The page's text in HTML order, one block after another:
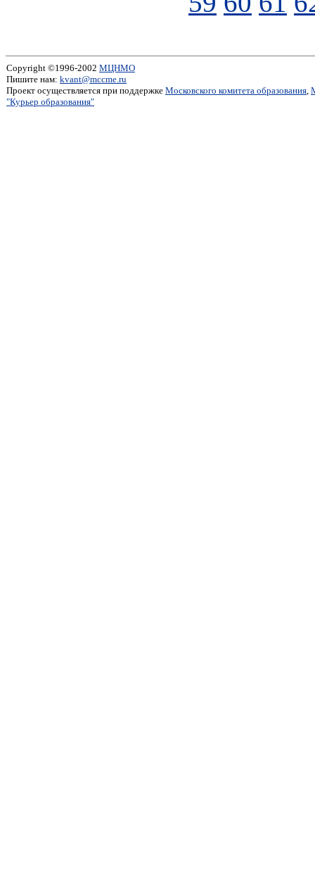
Copyright ©1996-2002 МЦНМО
Пишите нам: kvant@mccme.ru
Проект осуществляется при поддержке Московского комитета образования,
"Курьер образования"